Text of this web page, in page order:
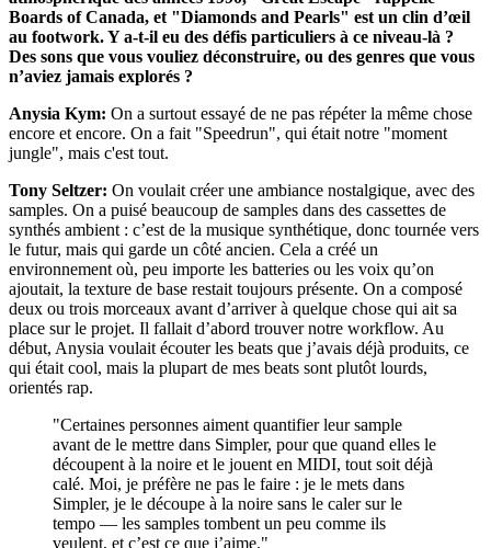
Boards of Canada, et "Diamonds and Pearls" est un clin d’œil
au footwork. Y a-t-il eu des défis particuliers à ce niveau-là ?
Des sons que vous vouliez déconstruire, ou des genres que vous
n’aviez jamais explorés ?
Anysia Kym: On a surtout essayé de ne pas répéter la même chose
encore et encore. On a fait "Speedrun", qui était notre "moment
jungle", mais c'est tout.
Tony Seltzer: On voulait créer une ambiance nostalgique, avec des
samples. On a puisé beaucoup de samples dans des cassettes de
synthés ambient : c’est de la musique synthétique, donc tournée vers
le futur, mais qui garde un côté ancien. Cela a créé un
environnement où, peu importe les batteries ou les voix qu’on
ajoutait, la texture de base restait toujours présente. On a composé
deux ou trois morceaux avant d’arriver à quelque chose qui ait sa
place sur le projet. Il fallait d’abord trouver notre workflow. Au
début, Anysia voulait écouter les beats que j’avais déjà produits, ce
qui était cool, mais la plupart de mes beats sont plutôt lourds,
orientés rap.
"Certaines personnes aiment quantifier leur sample
avant de le mettre dans Simpler, pour que quand elles le
découpent à la noire et le jouent en MIDI, tout soit déjà
calé. Moi, je préfère ne pas le faire : je le mets dans
Simpler, je le découpe à la noire sans le caler sur le
tempo — les samples tombent un peu comme ils
veulent, et c’est ce que j’aime."